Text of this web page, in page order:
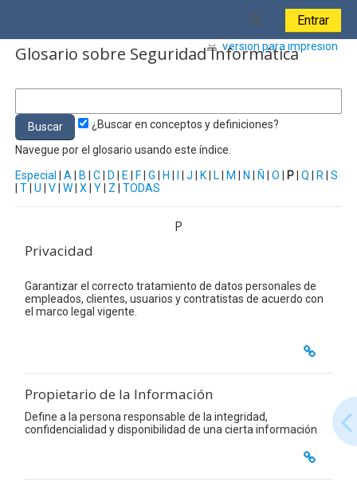
Toggle search
Entrar
Glosario sobre Seguridad Informática
Versión para impresión
¿Buscar en conceptos y definiciones?
Navegue por el glosario usando este índice.
Especial
|A B |C D E F |G H |J K L M N Ñ |O P |Q R |S
|T |U |V |W |X |Y Z |TODAS
P
Privacidad
Garantizar el correcto tratamiento de datos personales de
empleados, clientes, usuarios y contratistas de acuerdo con
el marco legal vigente.
Propietario de la Información
Define a la persona responsable de la integridad,
confidencialidad y disponibilidad de una cierta información